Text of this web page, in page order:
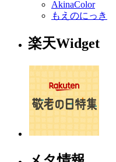
AkinaColor
もえのにっき
楽天Widget